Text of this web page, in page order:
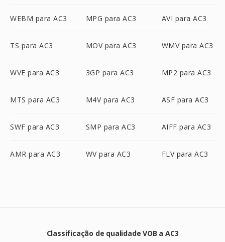
WEBM para AC3 MPG para AC3 AVI para AC3
TS para AC3 MOV para AC3 WMV para AC3
WVE para AC3 3GP para AC3 MP2 para AC3
MTS para AC3 M4V para AC3 ASF para AC3
SWF para AC3 SMP para AC3 AIFF para AC3
AMR para AC3 WV para AC3 FLV para AC3
Classificação de qualidade VOB a AC3